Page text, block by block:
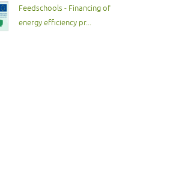
Feedschools - Financing of
energy efficiency pr...